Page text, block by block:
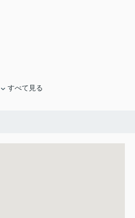
すべて見る